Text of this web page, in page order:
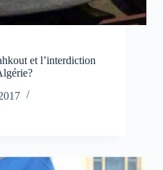
et l’interdiction